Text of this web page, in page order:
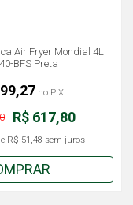
Air Fryer Mondial 4L
BFS Preta
R$ 617,80
R$ 51,48 sem juros
no PIX